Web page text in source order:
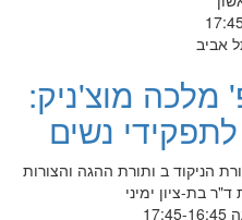
אביב
מלכה מוצ'ניק:
נשים
הניקוד ב ותורת ההגה והצורות
בת-ציון ימיני